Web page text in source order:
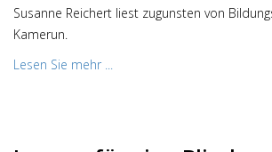
Susanne Reichert liest zugunsten von
Kamerun.
Lesen Sie mehr ...